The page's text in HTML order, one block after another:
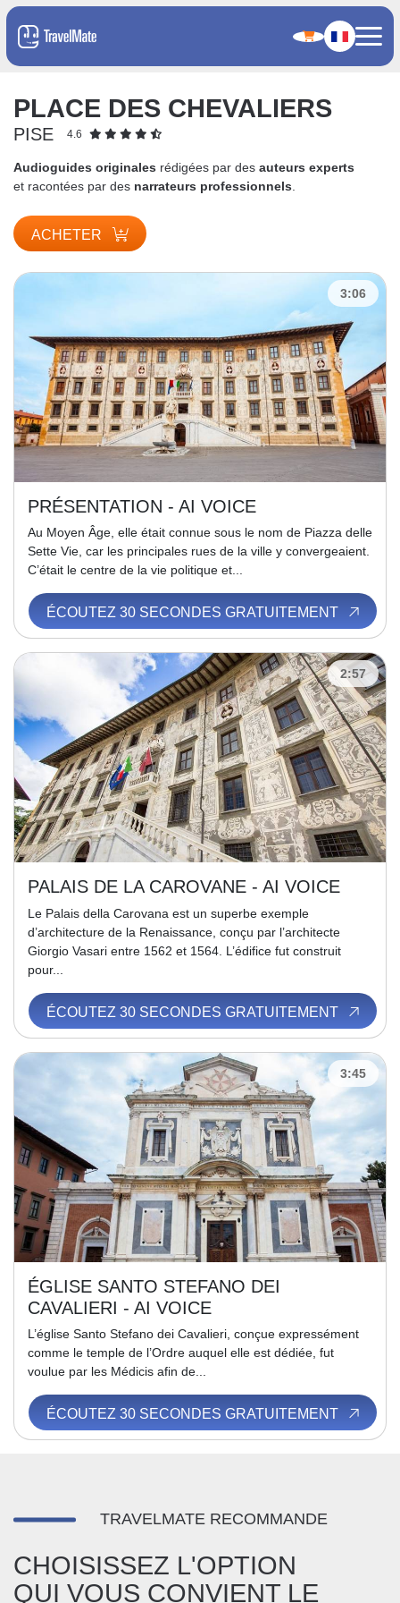
PLACE DES CHEVALIERS
PISE 4.6
Audioguides originales rédigées par des auteurs experts
et racontées par des narrateurs professionnels
ACHETER
3:06
PRÉSENTATION - AI VOICE
Au Moyen Âge, elle était connue sous le nom de Piazza delle
Sette Vie, car les principales rues de la ville y convergeaient.
C’était le centre de la vie politique et...
ÉCOUTEZ 30 SECONDES GRATUITEMENT
2:57
PALAIS DE LA CAROVANE - AI VOICE
Le Palais della Carovana est un superbe exemple
d’architecture de la Renaissance, conçu par l’architecte
Giorgio Vasari entre 1562 et 1564. L’édifice fut construit
pour...
ÉCOUTEZ 30 SECONDES GRATUITEMENT
3:45
ÉGLISE SANTO STEFANO DEI
CAVALIERI - AI VOICE
L’église Santo Stefano dei Cavalieri, conçue expressément
comme le temple de l’Ordre auquel elle est dédiée, fut
voulue par les Médicis afin de...
ÉCOUTEZ 30 SECONDES GRATUITEMENT
TRAVELMATE RECOMMANDE
CHOISISSEZ L'OPTION
QUI VOUS CONVIENT LE